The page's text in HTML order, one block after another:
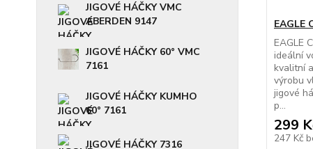
JIGOVÉ HÁČKY VMC
ABERDEN 9147
JIGOVÉ HÁČKY 60° VMC
7161
JIGOVÉ HÁČKY KUMHO
60° 7161
JIGOVÉ HÁČKY 7316
EAGLE
EAGLE
ideální
kvalitní
výrobu
jigové
p...
299
247 Kč